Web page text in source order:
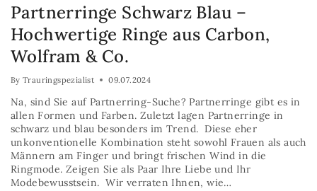
Partnerringe Schwarz Blau –
Hochwertige Ringe aus Carbon,
Wolfram & Co.
By Trauringspezialist 09.07.2024
Na, sind Sie auf Partnerring-Suche? Partnerringe gibt es in
allen Formen und Farben. Zuletzt lagen Partnerringe in
schwarz und blau besonders im Trend. Diese eher
unkonventionelle Kombination steht sowohl Frauen als auch
Männern am Finger und bringt frischen Wind in die
Ringmode. Zeigen Sie als Paar Ihre Liebe und Ihr
Modebewusstsein. Wir verraten Ihnen, wie…